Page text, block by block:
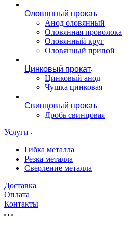
Оловянный прокат
Анод оловянный
Оловянная проволока
Оловянный круг
Оловянный припой
Цинковый прокат
Цинковый анод
Чушка цинковая
Свинцовый прокат
Дробь свинцовая
Услуги
Гибка металла
Резка металла
Сверление металла
Доставка
Оплата
Контакты